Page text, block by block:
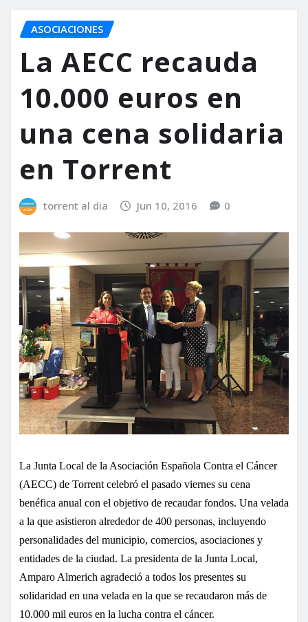
ASOCIACIONES
La AECC recauda
10.000 euros en
una cena solidaria
en Torrent
torrent al dia Jun 10, 2016 0
La Junta Local de la Asociación Española Contra el Cáncer
(AECC) de Torrent celebró el pasado viernes su cena
benéfica anual con el objetivo de recaudar fondos. Una velada
a la que asistieron alrededor de 400 personas, incluyendo
personalidades del municipio, comercios, asociaciones y
entidades de la ciudad. La presidenta de la Junta Local,
Amparo Almerich agradeció a todos los presentes su
solidaridad en una velada en la que se recaudaron más de
10.000 mil euros en la lucha contra el cáncer.